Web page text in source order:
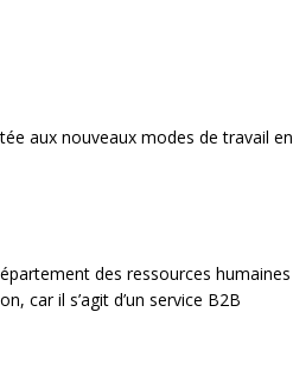
aux nouveaux modes de travail en
des ressources humaines
car il s’agit d’un service B2B